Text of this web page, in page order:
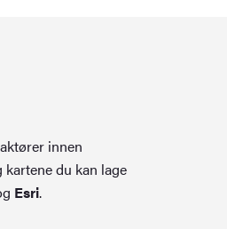
innen
du kan lage
Esri.